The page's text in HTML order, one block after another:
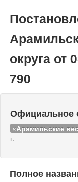
округа от
790
Официальное
«Арамильские
г.
Полное